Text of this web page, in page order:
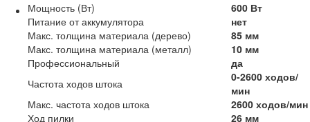
Мощность (Вт)
600 Вт
Питание от аккумулятора
нет
Макс. толщина материала (дерево)
85 мм
Макс. толщина материала (металл)
10 мм
Профессиональный
да
Частота ходов штока
0-2600 ходов/
мин
Макс. частота ходов штока
2600 ходов/мин
Ход пилки
26 мм